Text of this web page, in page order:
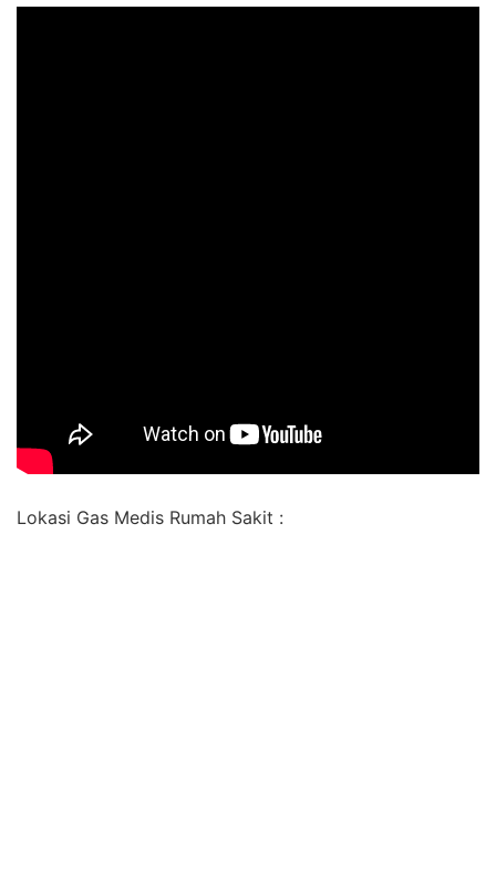
Lokasi Gas Medis Rumah Sakit :